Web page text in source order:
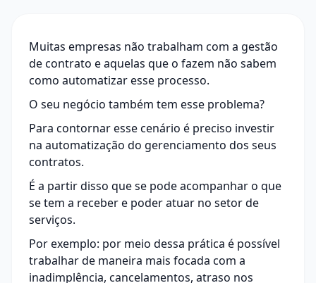
Muitas empresas não trabalham com a gestão
de contrato e aquelas que o fazem não sabem
como automatizar esse processo.
O seu negócio também tem esse problema?
Para contornar esse cenário é preciso investir
na automatização do gerenciamento dos seus
contratos.
É a partir disso que se pode acompanhar o que
se tem a receber e poder atuar no setor de
serviços.
Por exemplo: por meio dessa prática é possível
trabalhar de maneira mais focada com a
inadimplência, cancelamentos, atraso nos